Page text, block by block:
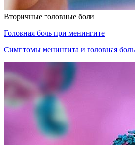
Вторичные головные боли
Головная боль при менингите
Симптомы менингита и головная боль